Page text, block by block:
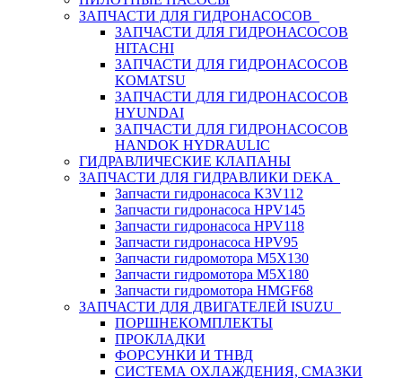
ЗАПЧАСТИ ДЛЯ ГИДРОНАСОСОВ
ЗАПЧАСТИ ДЛЯ ГИДРОНАСОСОВ
HITACHI
ЗАПЧАСТИ ДЛЯ ГИДРОНАСОСОВ
KOMATSU
ЗАПЧАСТИ ДЛЯ ГИДРОНАСОСОВ
HYUNDAI
ЗАПЧАСТИ ДЛЯ ГИДРОНАСОСОВ
HANDOK HYDRAULIC
ГИДРАВЛИЧЕСКИЕ КЛАПАНЫ
ЗАПЧАСТИ ДЛЯ ГИДРАВЛИКИ DEKA
Запчасти гидронасоса K3V112
Запчасти гидронасоса HPV145
Запчасти гидронасоса HPV118
Запчасти гидронасоса HPV95
Запчасти гидромотора M5X130
Запчасти гидромотора M5X180
Запчасти гидромотора HMGF68
ЗАПЧАСТИ ДЛЯ ДВИГАТЕЛЕЙ ISUZU
ПОРШНЕКОМПЛЕКТЫ
ПРОКЛАДКИ
ФОРСУНКИ И ТНВД
СИСТЕМА ОХЛАЖДЕНИЯ, СМАЗКИ